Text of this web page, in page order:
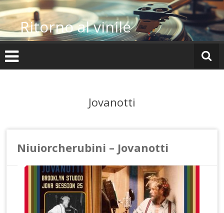
Vai
al
contenutoRitorno al vinile
Jovanotti
Niuiorcherubini – Jovanotti